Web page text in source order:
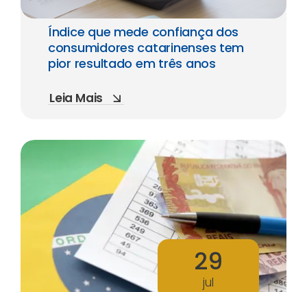
Índice que mede confiança dos
consumidores catarinenses tem
pior resultado em três anos
Leia Mais
29
jul